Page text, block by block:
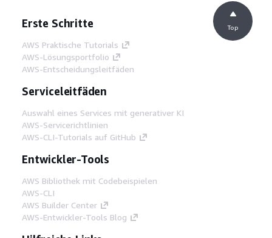
Erste Schritte
AWS Praktische Tutorials
AWS-Lösungsportfolio
AWS-Entscheidungsleitfäden
Serviceleitfäden
Auswahl eines Services mit generativer KI
AWS-Servicerichtlinien
AWS-CLI-Tutorials auf GitHub
Entwickler-Tools
AWS Bibliothek mit Codebeispielen
AWS-CLI
AWS Builder Center
AWS-Entwickler-Tools Blog
Top